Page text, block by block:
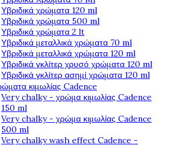
Υβριδικά χρώματα 120 ml
Υβριδικά χρώματα 500 ml
Υβριδικά χρώματα 2 lt
Υβριδικά μεταλλικά χρώματα 70 ml
Υβριδικά μεταλλικά χρώματα 120 ml
Υβριδικά γκλίτερ χρυσό χρώματα 120 ml
Υβριδικά γκλίτερ ασημί χρώματα 120 ml
κιμωλίας Cadence
Very chalky - χρώμα κιμωλίας Cadence
150 ml
Very chalky - χρώμα κιμωλίας Cadence
500 ml
Very chalky wash effect Cadence -